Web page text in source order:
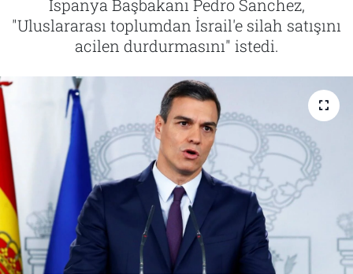
İspanya Başbakanı Pedro Sanchez,
"Uluslararası toplumdan İsrail'e silah satışını
acilen durdurmasını" istedi.
Tarih
İletişim